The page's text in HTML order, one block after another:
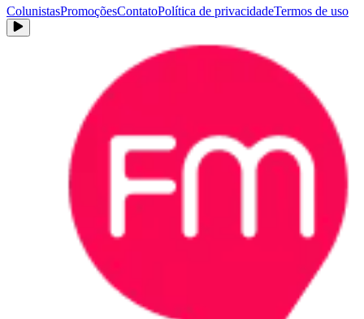
ColunistasPromoçõesContatoPolítica de privacidadeTermos de uso